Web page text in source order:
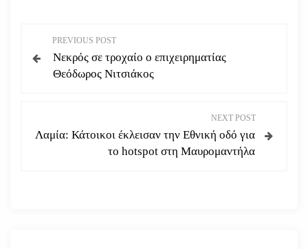
λ
PREVIOUS POST
Νεκρός σε τροχαίο ο επιχειρηματίας
Θεόδωρος Νιτσιάκος
NEXT POST
Λαμία: Κάτοικοι έκλεισαν την Εθνική οδό για
το hotspot στη Μαυρομαντήλα